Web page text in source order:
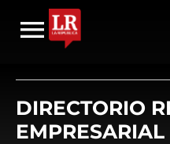
DIRECTORIO
EMPRESARIAL